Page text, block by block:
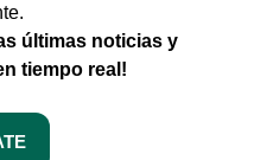
últimas noticias y
tiempo real!